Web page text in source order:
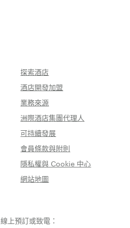
探索酒店
酒店開發加盟
業務來源
洲際酒店集團代理人
可持續發展
會員條款與附則
隱私權與 Cookie 中心
網站地圖
線上預訂或致電：